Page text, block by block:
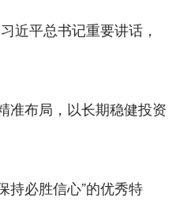
近平总书记重要讲话，
布局，以长期稳健投资
必胜信心”的优秀特